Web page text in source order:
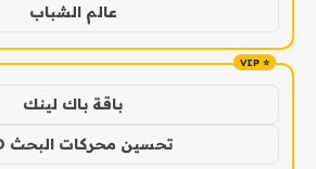
عالم الشباب
باقة باك لينك
تحسين محركات البحث SEO